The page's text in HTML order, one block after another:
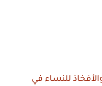
للنساء في